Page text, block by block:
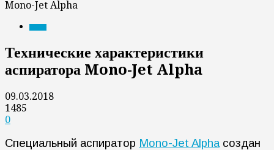
Mono-Jet Alpha
Технические характеристики
аспиратора Mono-Jet Alpha
09.03.2018
1485
0
Специальный аспиратор Mono-Jet Alphaсоздан